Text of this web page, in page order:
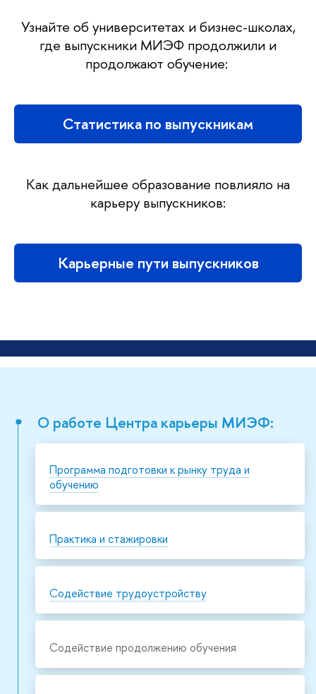
Узнайте об университетах и бизнес-школах,
где выпускники МИЭФ продолжили и
продолжают обучение:
Статистика по выпускникам
Как дальнейшее образование повлияло на
карьеру выпускников:
Карьерные пути выпускников
О работе Центра карьеры МИЭФ:
Программа подготовки к рынку труда и
обучению
Практика и стажировки
Содействие трудоустройству
Содействие продолжению обучения